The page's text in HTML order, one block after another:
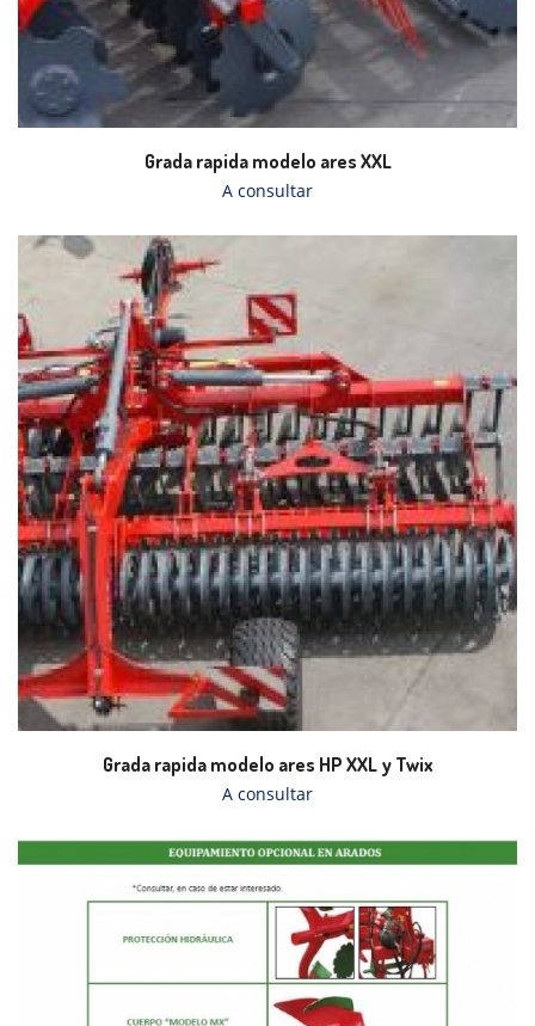
Grada rapida modelo ares XXL
A consultar
Grada rapida modelo ares HP XXL y Twix
A consultar